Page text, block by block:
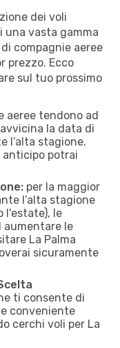
dei voli
una vasta gamma
compagnie aeree
prezzo. Ecco
sul tuo prossimo
aeree tendono ad
la data di
l’alta stagione.
potrai
per la maggior
l’alta stagione
l'estate), le
aumentare le
La Palma
sicuramente
ti consente di
conveniente
cerchi voli per La